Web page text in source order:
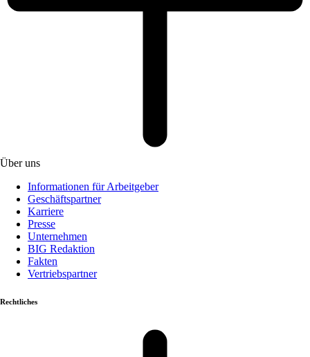
Über uns
Informationen für Arbeitgeber
Geschäftspartner
Karriere
Presse
Unternehmen
BIG Redaktion
Fakten
Vertriebspartner
Rechtliches